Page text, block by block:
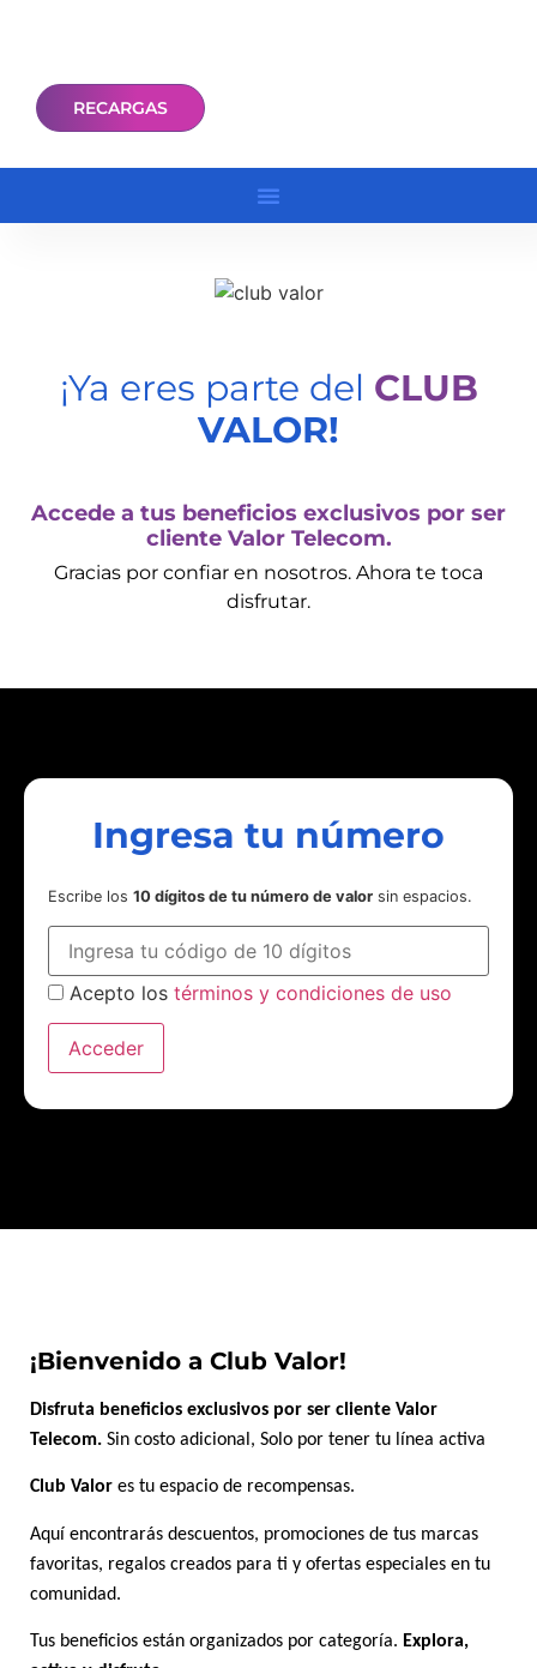
RECARGAS
¡Ya eres parte del CLUB
VALOR!
Accede a tus beneficios exclusivos por ser
cliente Valor Telecom.
Gracias por confiar en nosotros. Ahora te toca
disfrutar.
Ingresa tu número
Escribe los 10 dígitos de tu número de valor sin espacios.
Acepto los términos y condiciones de uso
Acceder
¡Bienvenido a Club Valor!
Disfruta beneficios exclusivos por ser cliente Valor
Telecom. Sin costo adicional, Solo por tener tu línea activa
Club Valor es tu espacio de recompensas.
Aquí encontrarás descuentos, promociones de tus marcas
favoritas, regalos creados para ti y ofertas especiales en tu
comunidad.
Tus beneficios están organizados por categoría. Explora,